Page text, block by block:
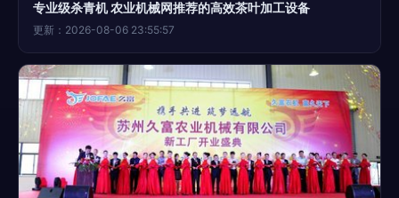
专业级杀青机 农业机械网推荐的高效茶叶加工设备
更新：2026-08-06 23:55:57